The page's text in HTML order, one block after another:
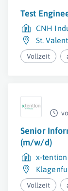
Test
CNH
St.
Vollzeit
Senior
(m/w/d)
x-
Vollzeit